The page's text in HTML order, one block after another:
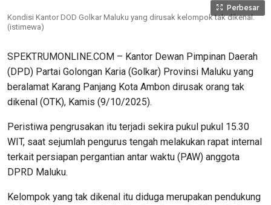
Perbesar
Kondisi Kantor DOD Golkar Maluku yang dirusak kelompok tak dikenal.
(istimewa)
SPEKTRUMONLINE.COM – Kantor Dewan Pimpinan Daerah
(DPD) Partai Golongan Karia (Golkar) Provinsi Maluku yang
beralamat Karang Panjang Kota Ambon dirusak orang tak
dikenal (OTK), Kamis (9/10/2025).
Peristiwa pengrusakan itu terjadi sekira pukul pukul 15.30
WIT, saat sejumlah pengurus tengah melakukan rapat internal
terkait persiapan pergantian antar waktu (PAW) anggota
DPRD Maluku.
Kelompok yang tak dikenal itu diduga merupakan pendukung